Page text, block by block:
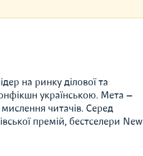
на ринку ділової та
українською. Мета —
читачів. Серед
премій, бестселери New